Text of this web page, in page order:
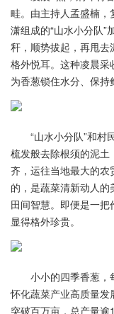
畦。由主持人孟盛楠
潇组成的“山水小分队
秆，顺势拔起，再甩
格外悦耳。这种凌晨
为香葱锁住水分、保持
“山水小分队”和村
梳发般去除根须的泥
齐，运往当地最大的
的，是蔬菜清新动人
田间智慧。即便是一把
显得格外珍贵。
小小的四季香葱，
怀化蔬菜产业高质量
突破百万亩，总产量